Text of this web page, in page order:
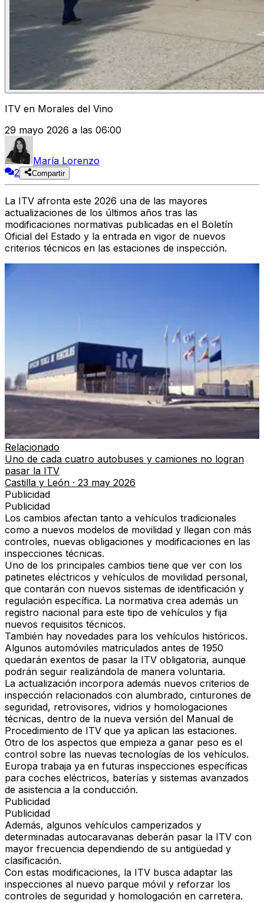
ITV en Morales del Vino
29 mayo 2026 a las 06:00
María Lorenzo
2
Compartir
La ITV afronta este 2026 una de las mayores
actualizaciones de los últimos años tras las
modificaciones normativas publicadas en el Boletín
Oficial del Estado y la entrada en vigor de nuevos
criterios técnicos en las estaciones de inspección.
Relacionado
Uno de cada cuatro autobuses y camiones no logran
pasar la ITV
Castilla y León · 23 may 2026
Publicidad
Publicidad
Los cambios afectan tanto a vehículos tradicionales
como a nuevos modelos de movilidad y llegan con más
controles, nuevas obligaciones y modificaciones en las
inspecciones técnicas.
Uno de los principales cambios tiene que ver con los
patinetes eléctricos y vehículos de movilidad personal,
que contarán con nuevos sistemas de identificación y
regulación específica. La normativa crea además un
registro nacional para este tipo de vehículos y fija
nuevos requisitos técnicos.
También hay novedades para los vehículos históricos.
Algunos automóviles matriculados antes de 1950
quedarán exentos de pasar la ITV obligatoria, aunque
podrán seguir realizándola de manera voluntaria.
La actualización incorpora además nuevos criterios de
inspección relacionados con alumbrado, cinturones de
seguridad, retrovisores, vidrios y homologaciones
técnicas, dentro de la nueva versión del Manual de
Procedimiento de ITV que ya aplican las estaciones.
Otro de los aspectos que empieza a ganar peso es el
control sobre las nuevas tecnologías de los vehículos.
Europa trabaja ya en futuras inspecciones específicas
para coches eléctricos, baterías y sistemas avanzados
de asistencia a la conducción.
Publicidad
Publicidad
Además, algunos vehículos camperizados y
determinadas autocaravanas deberán pasar la ITV con
mayor frecuencia dependiendo de su antigüedad y
clasificación.
Con estas modificaciones, la ITV busca adaptar las
inspecciones al nuevo parque móvil y reforzar los
controles de seguridad y homologación en carretera.